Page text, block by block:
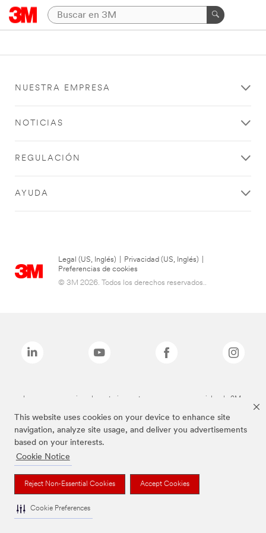
This website uses cookies on your device to enhance site
navigation, analyze site usage, and deliver you advertisements
based on your interests.
Cookie Notice
Reject Non-Essential Cookies Accept Cookies
Cookie Preferences
NUESTRA EMPRESA
NOTICIAS
REGULACIÓN
AYUDA
Legal (US, Inglés) Privacidad (US, Inglés)
Preferencias de cookies
© 3M 2026. Todos los derechos reservados..
Las marcas mencionadas anteriormente son marcas comerciales de 3M.